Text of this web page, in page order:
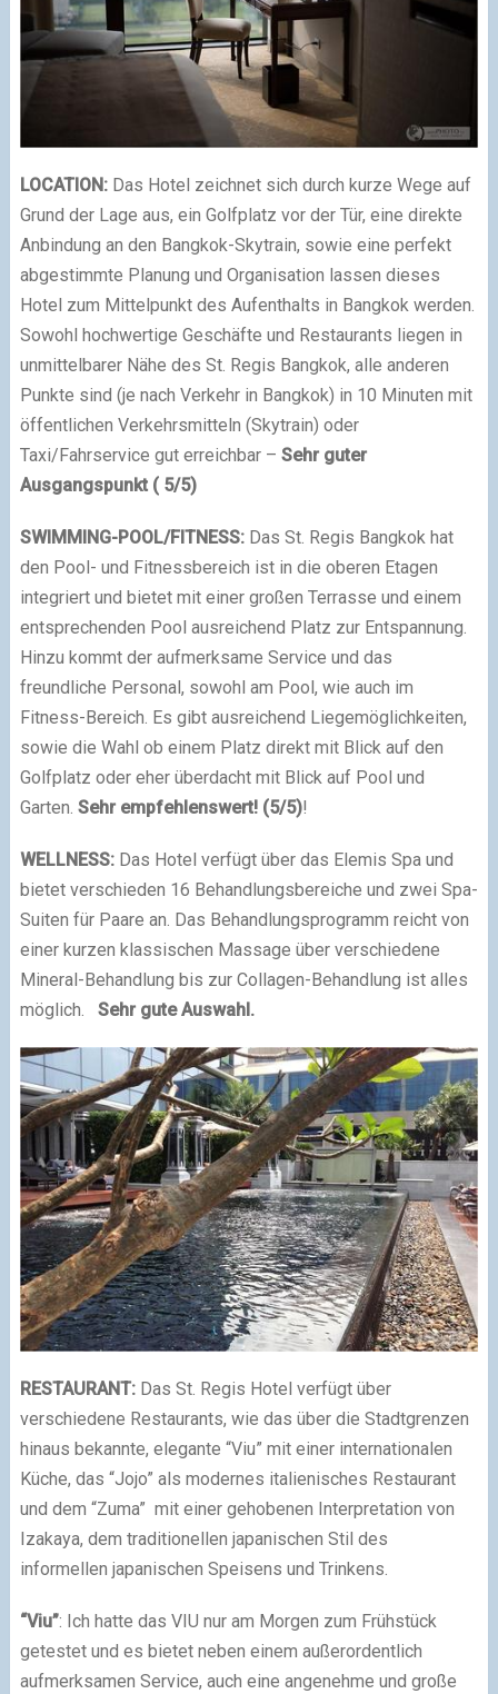
LOCATION:Das Hotel zeichnet sich durch kurze Wege auf
Grund der Lage aus, ein Golfplatz vor der Tür, eine direkte
Anbindung an den Bangkok-Skytrain, sowie eine perfekt
abgestimmte Planung und Organisation lassen dieses
Hotel zum Mittelpunkt des Aufenthalts in Bangkok werden.
Sowohl hochwertige Geschäfte und Restaurants liegen in
unmittelbarer Nähe des St. Regis Bangkok, alle anderen
Punkte sind (je nach Verkehr in Bangkok) in 10 Minuten mit
öffentlichen Verkehrsmitteln (Skytrain) oder
Taxi/Fahrservice gut erreichbar – Sehr guter
Ausgangspunkt ( 5/5)
SWIMMING-POOL/FITNESS: Das St. Regis Bangkok hat
den Pool- und Fitnessbereich ist in die oberen Etagen
integriert und bietet mit einer großen Terrasse und einem
entsprechenden Pool ausreichend Platz zur Entspannung.
Hinzu kommt der aufmerksame Service und das
freundliche Personal, sowohl am Pool, wie auch im
Fitness-Bereich. Es gibt ausreichend Liegemöglichkeiten,
sowie die Wahl ob einem Platz direkt mit Blick auf den
Golfplatz oder eher überdacht mit Blick auf Pool und
Garten. Sehr empfehlenswert! (5/5)!
WELLNESS:Das Hotel verfügt über das Elemis Spa und
bietet verschieden 16 Behandlungsbereiche und zwei Spa-
Suiten für Paare an. Das Behandlungsprogramm reicht von
einer kurzen klassischen Massage über verschiedene
Mineral-Behandlung bis zur Collagen-Behandlung ist alles
möglich. Sehr gute Auswahl.
RESTAURANT:Das St. Regis Hotel verfügt über
verschiedene Restaurants, wie das über die Stadtgrenzen
hinaus bekannte, elegante “Viu” mit einer internationalen
Küche, das “Jojo” als modernes italienisches Restaurant
und dem “Zuma” mit einer gehobenen Interpretation von
Izakaya, dem traditionellen japanischen Stil des
informellen japanischen Speisens und Trinkens.
“Viu”: Ich hatte das VIU nur am Morgen zum Frühstück
getestet und es bietet neben einem außerordentlich
aufmerksamen Service, auch eine angenehme und große